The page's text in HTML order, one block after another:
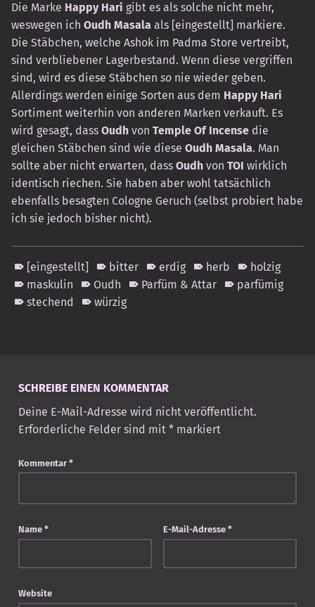
Die Marke Happy Hari gibt es als solche nicht mehr,
weswegen ich Oudh Masala als [eingestellt] markiere.
Die Stäbchen, welche Ashok im Padma Store vertreibt,
sind verbliebener Lagerbestand. Wenn diese vergriffen
sind, wird es diese Stäbchen so nie wieder geben.
Allerdings werden einige Sorten aus dem Happy Hari
Sortiment weiterhin von anderen Marken verkauft. Es
wird gesagt, dass Oudh von Temple Of Incense die
gleichen Stäbchen sind wie diese Oudh Masala. Man
sollte aber nicht erwarten, dass Oudh von TOI wirklich
identisch riechen. Sie haben aber wohl tatsächlich
ebenfalls besagten Cologne Geruch (selbst probiert habe
ich sie jedoch bisher nicht).
[eingestellt] bitter erdig herb
holzig
maskulin
Oudh Parfüm & Attar
parfümig
stechend
würzig
SCHREIBE EINEN KOMMENTAR
Deine E-Mail-Adresse wird nicht veröffentlicht.
Erforderliche Felder sind mit *markiert
Kommentar *
Name * E-Mail-Adresse *
Website